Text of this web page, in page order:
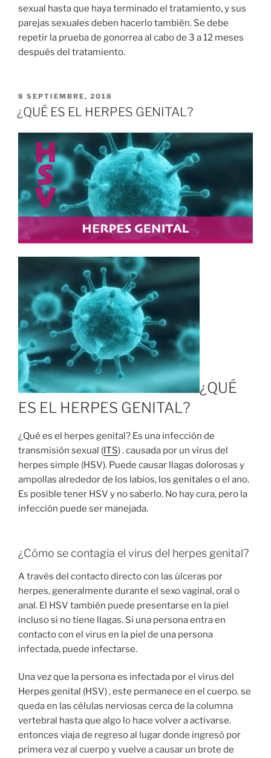
sexual hasta que haya terminado el tratamiento, y sus
parejas sexuales deben hacerlo también. Se debe
repetir la prueba de gonorrea al cabo de 3 a 12 meses
después del tratamiento.
PUBLICADO
EN
8 SEPTIEMBRE, 2018
¿QUÉ ES EL HERPES GENITAL?
¿QUÉ
ES EL HERPES GENITAL?
¿Qué es el herpes genital? Es una infección de
transmisión sexual (ITS) . causada por un virus del
herpes simple (HSV). Puede causar llagas dolorosas y
ampollas alrededor de los labios, los genitales o el ano.
Es posible tener HSV y no saberlo. No hay cura, pero la
infección puede ser manejada.
¿Cómo se contagia el virus del herpes genital?
A través del contacto directo con las úlceras por
herpes, generalmente durante el sexo vaginal, oral o
anal. El HSV también puede presentarse en la piel
incluso si no tiene llagas. Si una persona entra en
contacto con el virus en la piel de una persona
infectada, puede infectarse.
Una vez que la persona es infectada por el virus del
Herpes genital (HSV) , este permanece en el cuerpo. se
queda en las células nerviosas cerca de la columna
vertebral hasta que algo lo hace volver a activarse.
entonces viaja de regreso al lugar donde ingresó por
primera vez al cuerpo y vuelve a causar un brote de